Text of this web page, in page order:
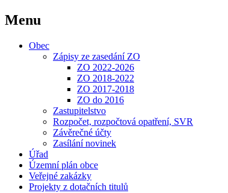
Menu
Obec
Zápisy ze zasedání ZO
ZO 2022-2026
ZO 2018-2022
ZO 2017-2018
ZO do 2016
Zastupitelstvo
Rozpočet, rozpočtová opatření, SVR
Závěrečné účty
Zasílání novinek
Úřad
Územní plán obce
Veřejné zakázky
Projekty z dotačních titulů